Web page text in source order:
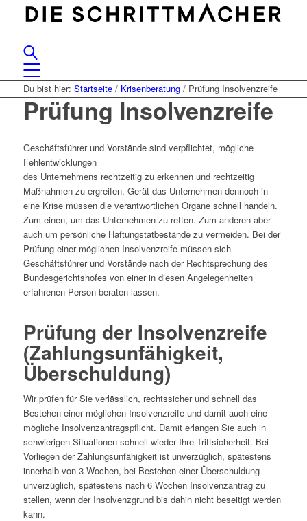
Du bist hier: Startseite / Krisenberatung / Prüfung Insolvenzreife
Prüfung Insolvenzreife
Geschäftsführer und Vorstände sind verpflichtet, mögliche
Fehlentwicklungen
des Unternehmens rechtzeitig zu erkennen und rechtzeitig
Maßnahmen zu ergreifen. Gerät das Unternehmen dennoch in
eine Krise müssen die verantwortlichen Organe schnell handeln.
Zum einen, um das Unternehmen zu retten. Zum anderen aber
auch um persönliche Haftungstatbestände zu vermeiden. Bei der
Prüfung einer möglichen Insolvenzreife müssen sich
Geschäftsführer und Vorstände nach der Rechtsprechung des
Bundesgerichtshofes von einer in diesen Angelegenheiten
erfahrenen Person beraten lassen.
Prüfung der Insolvenzreife
(Zahlungsunfähigkeit,
Überschuldung)
Wir prüfen für Sie verlässlich, rechtssicher und schnell das
Bestehen einer möglichen Insolvenzreife und damit auch eine
mögliche Insolvenzantragspflicht. Damit erlangen Sie auch in
schwierigen Situationen schnell wieder Ihre Trittsicherheit. Bei
Vorliegen der Zahlungsunfähigkeit ist unverzüglich, spätestens
innerhalb von 3 Wochen, bei Bestehen einer Überschuldung
unverzüglich, spätestens nach 6 Wochen Insolvenzantrag zu
stellen, wenn der Insolvenzgrund bis dahin nicht beseitigt werden
kann.